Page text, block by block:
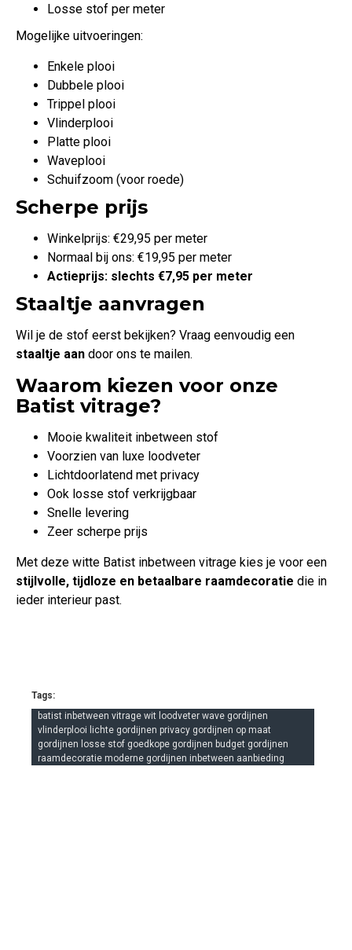
Losse stof per meter
Mogelijke uitvoeringen:
Enkele plooi
Dubbele plooi
Trippel plooi
Vlinderplooi
Platte plooi
Waveplooi
Schuifzoom (voor roede)
Scherpe prijs
Winkelprijs: €29,95 per meter
Normaal bij ons: €19,95 per meter
Actieprijs: slechts €7,95 per meter
Staaltje aanvragen
Wil je de stof eerst bekijken? Vraag eenvoudig een
staaltje aan door ons te mailen.
Waarom kiezen voor onze
Batist vitrage?
Mooie kwaliteit inbetween stof
Voorzien van luxe loodveter
Lichtdoorlatend met privacy
Ook losse stof verkrijgbaar
Snelle levering
Zeer scherpe prijs
Met deze witte Batist inbetween vitrage kies je voor een
stijlvolle, tijdloze en betaalbare raamdecoratie die in
ieder interieur past.
Tags:
batist inbetween vitrage wit loodveter wave gordijnen
vlinderplooi lichte gordijnen privacy gordijnen op maat
gordijnen losse stof goedkope gordijnen budget gordijnen
raamdecoratie moderne gordijnen inbetween aanbieding